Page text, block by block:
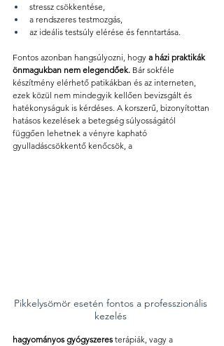
stressz csökkentése,
a rendszeres testmozgás,
az ideális testsúly elérése és fenntartása.
Fontos azonban hangsúlyozni, hogy a házi praktikák
önmagukban nem elegendőek. Bár sokféle
készítmény elérhető patikákban és az interneten,
ezek közül nem mindegyik kellően bevizsgált és
hatékonyságuk is kérdéses. A korszerű, bizonyítottan
hatásos kezelések a betegség súlyosságától
függően lehetnek a vényre kapható
gyulladáscsökkentő kenőcsök, a
Pikkelysömör esetén fontos a professzionális
kezelés
hagyományos gyógyszeres terápiák, vagy a